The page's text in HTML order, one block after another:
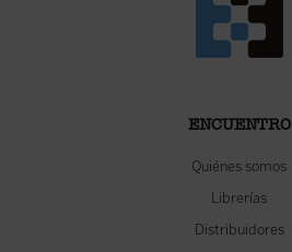
ENCUENTRO
Quiénes somos
Librerías
Distribuidores